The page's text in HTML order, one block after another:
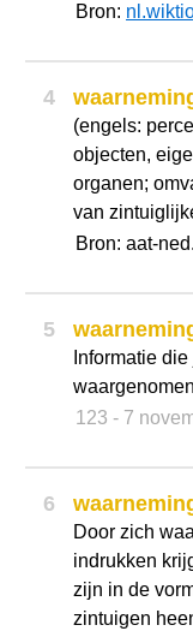
Bron:
4
(engels:
objecten,
organen;
van
Bron: aat-
5
Informatie
123 - 7
6
Door zich
indrukken
zijn in de
zintuigen